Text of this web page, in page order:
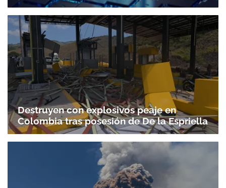
Destruyen con explosivos peaje en
Colombia tras posesión de De la Espriella